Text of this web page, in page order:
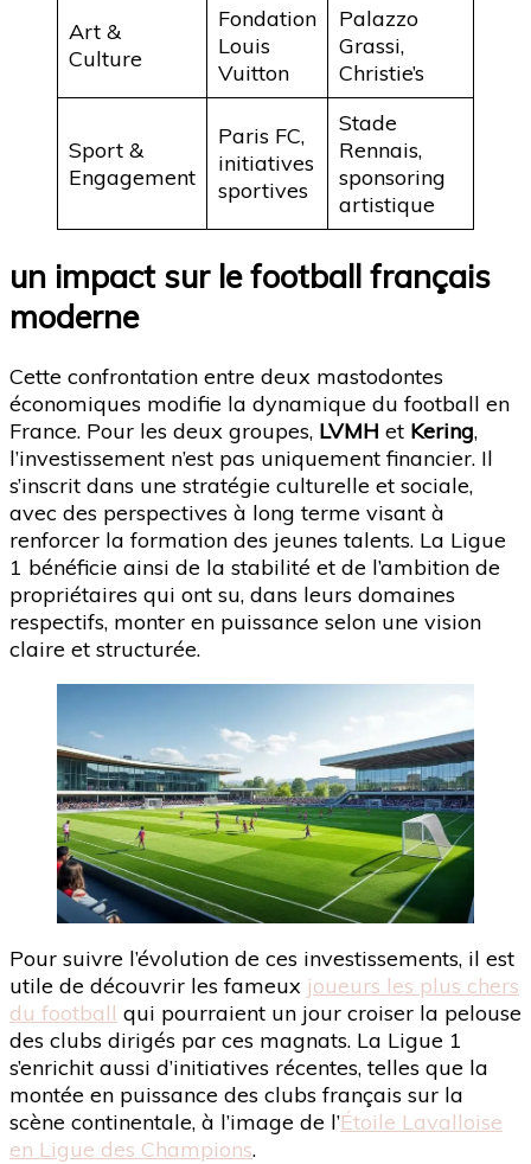
Art &
Culture
Fondation
Louis
Vuitton
Palazzo
Grassi,
Christie’s
Sport &
Engagement
Paris FC,
initiatives
sportives
Stade
Rennais,
sponsoring
artistique
un impact sur le football français
moderne
Cette confrontation entre deux mastodontes
économiques modifie la dynamique du football en
France. Pour les deux groupes, LVMH et Kering,
l’investissement n’est pas uniquement financier. Il
s’inscrit dans une stratégie culturelle et sociale,
avec des perspectives à long terme visant à
renforcer la formation des jeunes talents. La Ligue
1 bénéficie ainsi de la stabilité et de l’ambition de
propriétaires qui ont su, dans leurs domaines
respectifs, monter en puissance selon une vision
claire et structurée.
Pour suivre l’évolution de ces investissements, il est
utile de découvrir les fameux joueurs les plus chers
du football qui pourraient un jour croiser la pelouse
des clubs dirigés par ces magnats. La Ligue 1
s’enrichit aussi d’initiatives récentes, telles que la
montée en puissance des clubs français sur la
scène continentale, à l’image de l’Étoile Lavalloise
en Ligue des Champions.